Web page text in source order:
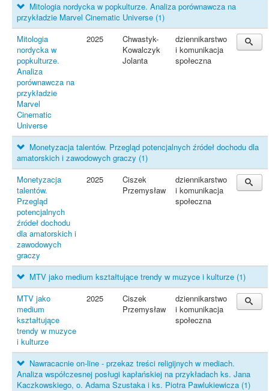
Mitologia nordycka w popkulturze. Analiza porównawcza na
przykładzie Marvel Cinematic Universe (1)
Mitologia
nordycka w
popkulturze.
Analiza
porównawcza na
przykładzie
Marvel
Cinematic
Universe
2025
Chwastyk-
Kowalczyk
Jolanta
dziennikarstwo
i komunikacja
społeczna
Monetyzacja talentów. Przegląd potencjalnych źródeł dochodu dla
amatorskich i zawodowych graczy (1)
Monetyzacja
talentów.
Przegląd
potencjalnych
źródeł dochodu
dla amatorskich i
zawodowych
graczy
2025
Ciszek
Przemysław
dziennikarstwo
i komunikacja
społeczna
MTV jako medium kształtujące trendy w muzyce i kulturze (1)
MTV jako
medium
kształtujące
trendy w muzyce
i kulturze
2025
Ciszek
Przemysław
dziennikarstwo
i komunikacja
społeczna
Nawracacnie on-line - przekaz treści religijnych w mediach.
Analiza współczesnej posługi kapłańskiej na przykładach ks. Jana
Kaczkowskiego, o. Adama Szustaka i ks. Piotra Pawlukiewicza (1)